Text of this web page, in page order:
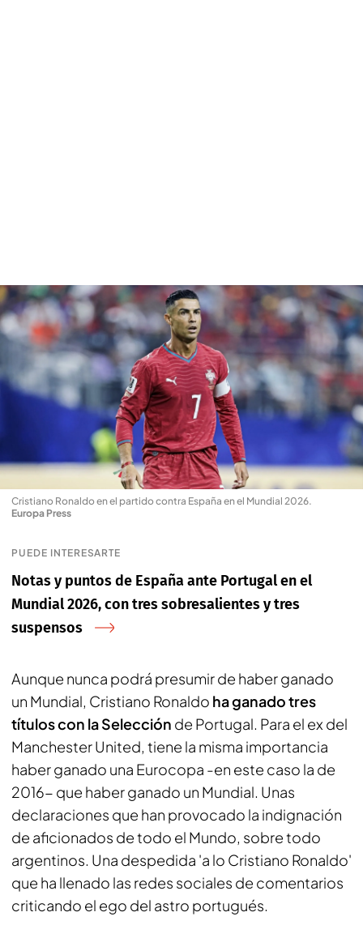
Cristiano Ronaldo en el partido contra España en el Mundial 2026.
Europa Press
PUEDE INTERESARTE
Notas y puntos de España ante Portugal en el
Mundial 2026, con tres sobresalientes y tres
suspensos
Aunque nunca podrá presumir de haber ganado
un Mundial, Cristiano Ronaldo ha ganado tres
títulos con la Selección de Portugal. Para el ex del
Manchester United, tiene la misma importancia
haber ganado una Eurocopa -en este caso la de
2016- que haber ganado un Mundial. Unas
declaraciones que han provocado la indignación
de aficionados de todo el Mundo, sobre todo
argentinos. Una despedida 'a lo Cristiano Ronaldo'
que ha llenado las redes sociales de comentarios
criticando el ego del astro portugués.